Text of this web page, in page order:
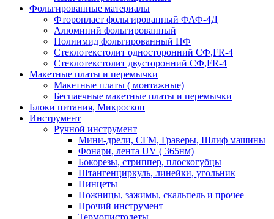
Фольгированные материалы
Фторопласт фольгированный ФАФ-4Д
Алюминий фольгированный
Полиимид фольгированный ПФ
Стеклотекстолит односторонний CФ,FR-4
Стеклотекстолит двусторонний СФ,FR-4
Макетные платы и перемычки
Макетные платы ( монтажные)
Беспаечные макетные платы и перемычки
Блоки питания, Микроскоп
Инструмент
Ручной инструмент
Мини-дрели, СГМ, Граверы, Шлиф машины
Фонари, лента UV ( 365нм)
Бокорезы, cтриппер, плоскогубцы
Штангенциркуль, линейки, угольник
Пинцеты
Ножницы, зажимы, скальпель и прочее
Прочий инструмент
Термопистолеты